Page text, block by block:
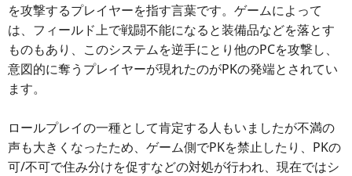
を攻撃するプレイヤーを指す言葉です。ゲームによって
は、フィールド上で戦闘不能になると装備品などを落とす
ものもあり、このシステムを逆手にとり他のPCを攻撃し、
意図的に奪うプレイヤーが現れたのがPKの発端とされてい
ます。
ロールプレイの一種として肯定する人もいましたが不満の
声も大きくなったため、ゲーム側でPKを禁止したり、PKの
可/不可で住み分けを促すなどの対処が行われ、現在ではシ